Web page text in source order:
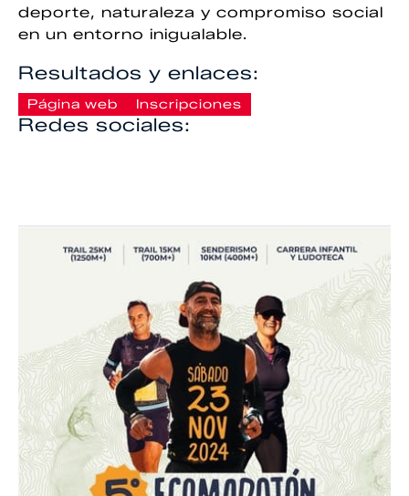
deporte, naturaleza y compromiso social
en un entorno inigualable.
Resultados y enlaces:
Página web Inscripciones
Redes sociales: